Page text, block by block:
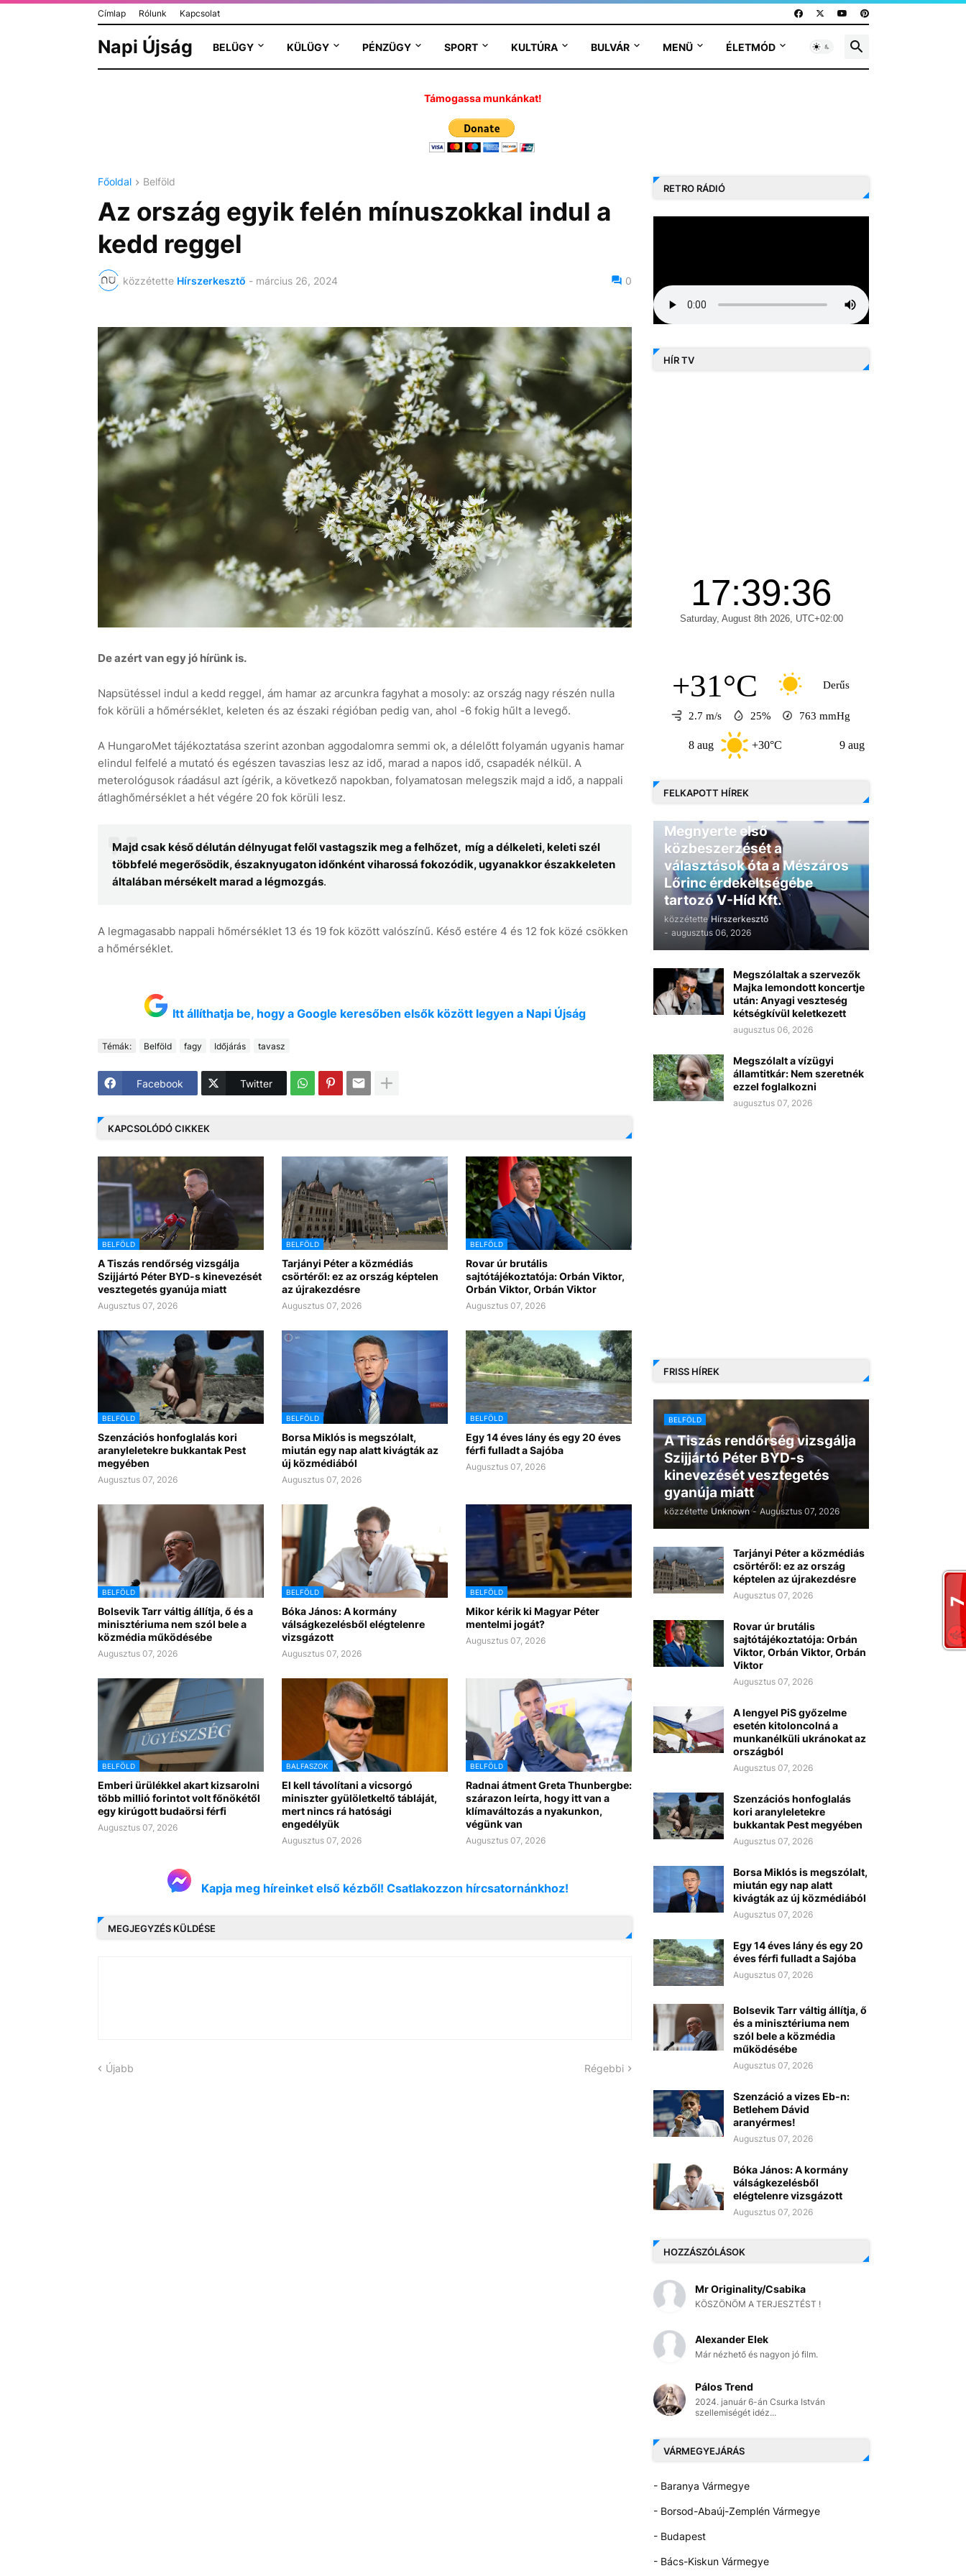
Címlap Rólunk Kapcsolat
Napi Újság BELÜGY KÜLÜGY PÉNZÜGY SPORT KULTÚRA BULVÁR MENÜ ÉLETMÓD
Támogassa munkánkat!
Főoldal Belföld
Az ország egyik felén mínuszokkal indul a
kedd reggel
közzétette Hírszerkesztő - március 26, 2024 0
De azért van egy jó hírünk is.
Napsütéssel indul a kedd reggel, ám hamar az arcunkra fagyhat a mosoly: az ország nagy részén nulla
fok körüli a hőmérséklet, keleten és az északi régióban pedig van, ahol -6 fokig hűlt a levegő.
A HungaroMet tájékoztatása szerint azonban aggodalomra semmi ok, a délelőtt folyamán ugyanis hamar
elindul felfelé a mutató és egészen tavaszias lesz az idő, marad a napos idő, csapadék nélkül. A
meterológusok ráadásul azt ígérik, a következő napokban, folyamatosan melegszik majd a idő, a nappali
átlaghőmérséklet a hét végére 20 fok körüli lesz.
Majd csak késő délután délnyugat felől vastagszik meg a felhőzet, míg a délkeleti, keleti szél
többfelé megerősödik, északnyugaton időnként viharossá fokozódik, ugyanakkor északkeleten
általában mérsékelt marad a légmozgás.
A legmagasabb nappali hőmérséklet 13 és 19 fok között valószínű. Késő estére 4 és 12 fok közé csökken
a hőmérséklet.
Itt állíthatja be, hogy a Google keresőben elsők között legyen a Napi Újság
Témák: Belföld fagy Időjárás tavasz
Facebook Twitter
KAPCSOLÓDÓ CIKKEK
BELFÖLD
A Tiszás rendőrség vizsgálja
Szijjártó Péter BYD-s kinevezését
vesztegetés gyanúja miatt
Augusztus 07, 2026
BELFÖLD
Tarjányi Péter a közmédiás
csörtéről: ez az ország képtelen
az újrakezdésre
Augusztus 07, 2026
BELFÖLD
Rovar úr brutális
sajtótájékoztatója: Orbán Viktor,
Orbán Viktor, Orbán Viktor
Augusztus 07, 2026
BELFÖLD
Szenzációs honfoglalás kori
aranyleletekre bukkantak Pest
megyében
Augusztus 07, 2026
BELFÖLD
Borsa Miklós is megszólalt,
miután egy nap alatt kivágták az
új közmédiából
Augusztus 07, 2026
BELFÖLD
Egy 14 éves lány és egy 20 éves
férfi fulladt a Sajóba
Augusztus 07, 2026
BELFÖLD
Bolsevik Tarr váltig állítja, ő és a
minisztériuma nem szól bele a
közmédia működésébe
Augusztus 07, 2026
BELFÖLD
Bóka János: A kormány
válságkezelésből elégtelenre
vizsgázott
Augusztus 07, 2026
BELFÖLD
Mikor kérik ki Magyar Péter
mentelmi jogát?
Augusztus 07, 2026
BELFÖLD
Emberi ürülékkel akart kizsarolni
több millió forintot volt főnökétől
egy kirúgott budaörsi férfi
Augusztus 07, 2026
BALFASZOK
El kell távolítani a vicsorgó
miniszter gyülöletkeltő tábláját,
mert nincs rá hatósági
engedélyük
Augusztus 07, 2026
BELFÖLD
Radnai átment Greta Thunbergbe:
szárazon leírta, hogy itt van a
klímaváltozás a nyakunkon,
végünk van
Augusztus 07, 2026
Kapja meg híreinket első kézből! Csatlakozzon hírcsatornánkhoz!
MEGJEGYZÉS KÜLDÉSE
Újabb Régebbi
RETRO RÁDIÓ
HÍR TV
+31°C Derűs
2.7 m/s 25% 763 mmHg
+30°C +30°C
FELKAPOTT HÍREK
Megnyerte első
közbeszerzését a
választások óta a Mészáros
Lőrinc érdekeltségébe
tartozó V-Híd Kft.
közzétette Hírszerkesztő
- augusztus 06, 2026
Megszólaltak a szervezők
Majka lemondott koncertje
után: Anyagi veszteség
kétségkívül keletkezett
augusztus 06, 2026
Megszólalt a vízügyi
államtitkár: Nem szeretnék
ezzel foglalkozni
augusztus 07, 2026
FRISS HÍREK
BELFÖLD
A Tiszás rendőrség vizsgálja
Szijjártó Péter BYD-s
kinevezését vesztegetés
gyanúja miatt
közzétette Unknown - Augusztus 07, 2026
Tarjányi Péter a közmédiás
csörtéről: ez az ország
képtelen az újrakezdésre
Augusztus 07, 2026
Rovar úr brutális
sajtótájékoztatója: Orbán
Viktor, Orbán Viktor, Orbán
Viktor
Augusztus 07, 2026
A lengyel PiS győzelme
esetén kitoloncolná a
munkanélküli ukránokat az
országból
Augusztus 07, 2026
Szenzációs honfoglalás
kori aranyleletekre
bukkantak Pest megyében
Augusztus 07, 2026
Borsa Miklós is megszólalt,
miután egy nap alatt
kivágták az új közmédiából
Augusztus 07, 2026
Egy 14 éves lány és egy 20
éves férfi fulladt a Sajóba
Augusztus 07, 2026
Bolsevik Tarr váltig állítja, ő
és a minisztériuma nem
szól bele a közmédia
működésébe
Augusztus 07, 2026
Szenzáció a vizes Eb-n:
Betlehem Dávid
aranyérmes!
Augusztus 07, 2026
Bóka János: A kormány
válságkezelésből
elégtelenre vizsgázott
Augusztus 07, 2026
HOZZÁSZÓLÁSOK
Mr Originality/Csabika
KÖSZÖNÖM A TERJESZTÉST !
Alexander Elek
Már nézhető és nagyon jó film.
Pálos Trend
2024. január 6-án Csurka István
szellemiségét idéz...
VÁRMEGYEJÁRÁS
- Baranya Vármegye
- Borsod-Abaúj-Zemplén Vármegye
- Budapest
- Bács-Kiskun Vármegye